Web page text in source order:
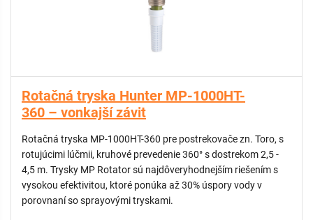
Náhradný filter pre Hunter MP-1000HT, MP-2000HT
Rotačná tryska Hunter MP-1000HT-
360 – vonkajší závit
Rotačná tryska MP-1000HT-360 pre postrekovače zn. Toro, s
rotujúcimi lúčmii, kruhové prevedenie 360° s dostrekom 2,5 -
4,5 m. Trysky MP Rotator sú najdôveryhodnejším riešením s
vysokou efektivitou, ktoré ponúka až 30% úspory vody v
porovnaní so sprayovými tryskami.